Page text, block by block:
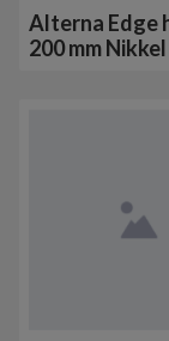
Alterna Edge
200 mm Nikkel